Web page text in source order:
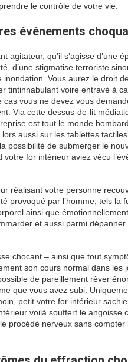
le contrôle de votre vie.
événements
qu’il s’agisse d’une
d’une stigmatise terroriste
Vous aurez le droit
tintinnabulant voire entravé à
cas vous ne devez vous
Via cette dessus-de-lit
est tout le monde
aussi sur les tablettes
possibilité de submerger le
for intérieur aviez vécu
réalisant votre personne
provoqué par l’homme, tels la
ainsi que
et aussi parmi dépanner
chocant – ainsi que tout
son cours normal dans les
de pareillement rêver
que vous avez subi.
petit votre for intérieur
voilà souffert le angoisse
procédé nerveux sans compter